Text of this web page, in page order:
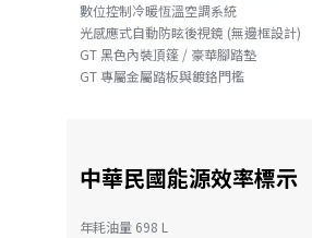
數位控制冷暖恆溫空調系統
光感應式自動防眩後視鏡 (無邊框設計)
GT 黑色內裝頂篷 / 豪華腳踏墊
GT 專屬金屬踏板與鍍鉻門檻
中華民國能源效率標示
年耗油量 698 L